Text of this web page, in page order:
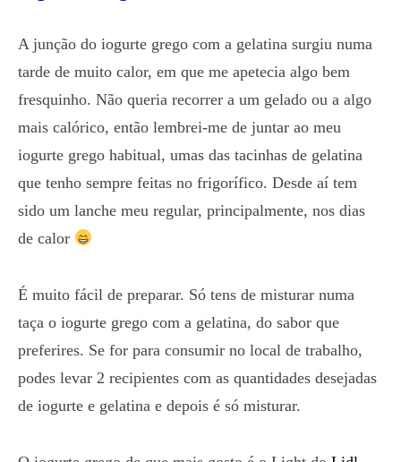
A junção do iogurte grego com a gelatina surgiu numa
tarde de muito calor, em que me apetecia algo bem
fresquinho. Não queria recorrer a um gelado ou a algo
mais calórico, então lembrei-me de juntar ao meu
iogurte grego habitual, umas das tacinhas de gelatina
que tenho sempre feitas no frigorífico. Desde aí tem
sido um lanche meu regular, principalmente, nos dias
de calor
É muito fácil de preparar. Só tens de misturar numa
taça o iogurte grego com a gelatina, do sabor que
preferires. Se for para consumir no local de trabalho,
podes levar 2 recipientes com as quantidades desejadas
de iogurte e gelatina e depois é só misturar.